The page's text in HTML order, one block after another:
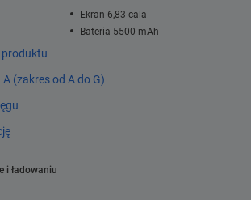
Ekran 6,83 cala
Bateria 5500 mAh
(zakres od A do G)
i ładowaniu